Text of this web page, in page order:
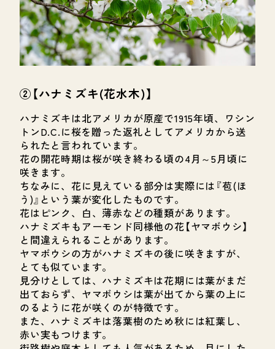
②【ハナミズキ(花水木)】
ハナミズキは北アメリカが原産で1915年頃、ワシン
トンD.C.に桜を贈った返礼としてアメリカから送
られたと言われています。
花の開花時期は桜が咲き終わる頃の4月～5月頃に
咲きます。
ちなみに、花に見えている部分は実際には『苞(ほ
う)』という葉が変化したものです。
花はピンク、白、薄赤などの種類があります。
ハナミズキもアーモンド同様他の花【ヤマボウシ】
と間違えられることがあります。
ヤマボウシの方がハナミズキの後に咲きますが、
とても似ています。
見分けとしては、ハナミズキは花期には葉がまだ
出ておらず、ヤマボウシは葉が出てから葉の上に
のるように花が咲くのが特徴です。
また、ハナミズキは落葉樹のため秋には紅葉し、
赤い実もつけます。